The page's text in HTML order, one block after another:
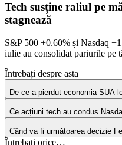
Tech susține raliul pe
stagnează
S&P 500 +0.60% și Nasdaq
iulie au consolidat pariurile pe
Întrebați despre asta
De ce a pierdut economia SUA
Ce acțiuni tech au condus
Când va fi următoarea decizie